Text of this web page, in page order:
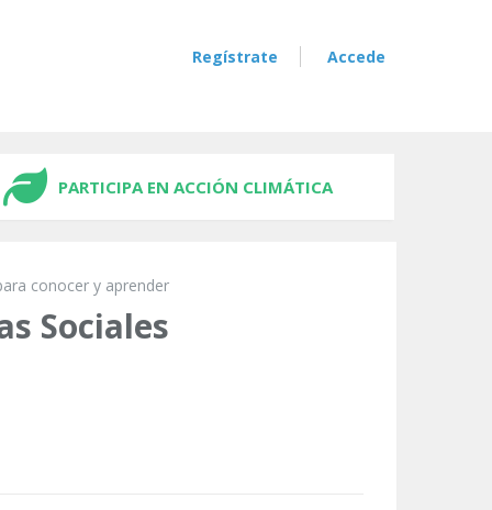
Regístrate Accede
PARTICIPA EN ACCIÓN CLIMÁTICA
conocer y aprender
Sociales